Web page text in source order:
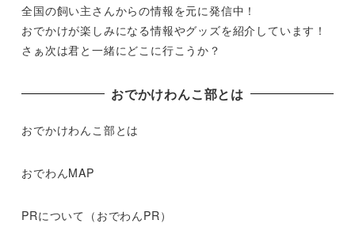
全国の飼い主さんからの情報を元に発信中！
おでかけが楽しみになる情報やグッズを紹介しています！
さぁ次は君と一緒にどこに行こうか？
おでかけわんこ部とは
おでかけわんこ部とは
おでわんMAP
PRについて（おでわんPR）